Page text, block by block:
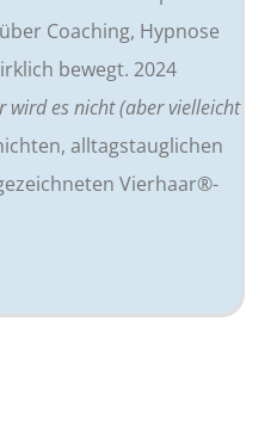
Coaching, Hypnose
bewegt. 2024
wird es nicht (aber vielleicht
alltagstauglichen
Vierhaar®-